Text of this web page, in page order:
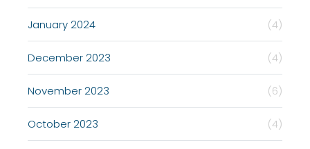
January 2024 (4)
December 2023 (4)
November 2023 (6)
October 2023 (4)